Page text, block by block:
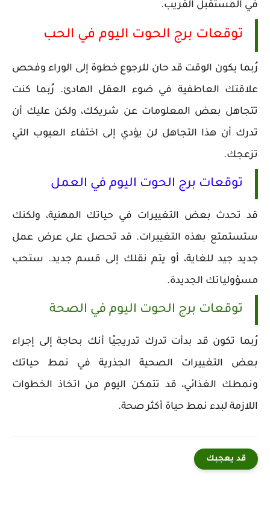
في المستقبل القريب.
توقعات برج الحوت اليوم في الحب
رُبما يكون الوقت قد حان للرجوع خطوة إلى الوراء وفحص
علاقتك العاطفية في ضوء العقل الهادئ. رُبما كنت
تتجاهل بعض المعلومات عن شريكك، ولكن عليك أن
تدرك أن هذا التجاهل لن يؤدي إلى اختفاء العيوب التي
تزعجك.
توقعات برج الحوت اليوم في العمل
قد تحدث بعض التغييرات في حياتك المهنية، ولكنك
ستستمتع بهذه التغييرات. قد تحصل على عرض عمل
جديد جيد للغاية، أو يتم نقلك إلى قسم جديد. ستحب
مسؤولياتك الجديدة.
توقعات برج الحوت اليوم في الصحة
رُبما تكون قد بدأت تدرك تدريجيًا أنك بحاجة إلى إجراء
بعض التغييرات الصحية الجذرية في نمط حياتك
ونمطك الغذائي، قد تتمكن اليوم من اتخاذ الخطوات
اللازمة لبدء نمط حياة أكثر صحة.
قد يعجبك